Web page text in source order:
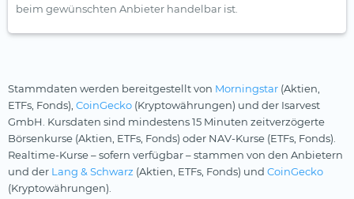
beim gewünschten Anbieter handelbar ist.
Stammdaten werden bereitgestellt von Morningstar (Aktien,
ETFs, Fonds), CoinGecko (Kryptowährungen) und der Isarvest
GmbH. Kursdaten sind mindestens 15 Minuten zeitverzögerte
Börsenkurse (Aktien, ETFs, Fonds) oder NAV-Kurse (ETFs, Fonds).
Realtime-Kurse – sofern verfügbar – stammen von den Anbietern
und der Lang & Schwarz (Aktien, ETFs, Fonds) und CoinGecko
(Kryptowährungen).